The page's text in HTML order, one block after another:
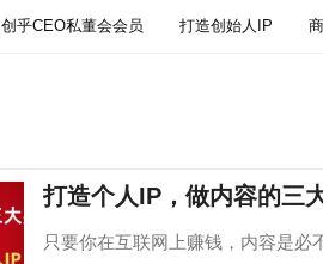
创乎CEO私董会会员 打造创始人IP
打造个人IP，做内容的三
只要你在互联网上赚钱，内容是